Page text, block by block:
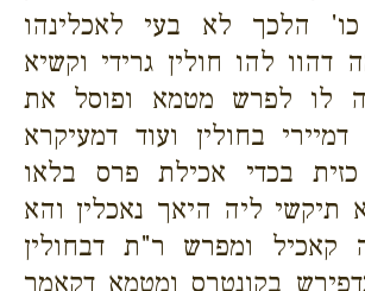
כו' הלכך לא בעי לאכלינהו
להו חולין גרידי וקשיא
לו לפרש מטמא ופוסל את
בחולין ועוד דמעיקרא
בכדי אכילת פרס בלאו
תיקשי ליה היאך נאכלין והא
קאכיל ומפרש ר"ת דבחולין